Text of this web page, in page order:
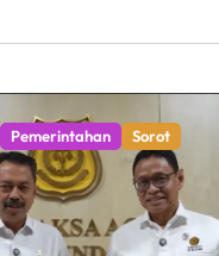
Pemerintahan Sorot